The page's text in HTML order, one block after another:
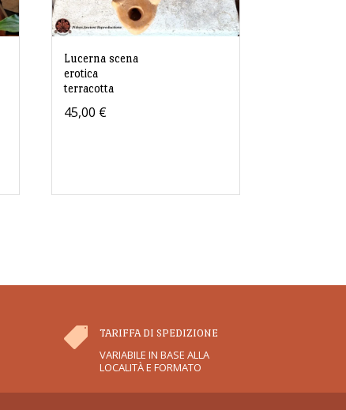
Lucerna scena
erotica
terracotta
45,00 €
 TARIFFA DI SPEDIZIONE
VARIABILE IN BASE ALLA
LOCALITÀ E FORMATO